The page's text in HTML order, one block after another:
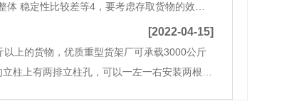
体 稳定性比较差等4，要考虑存取货物的效
形中就会增加设备及人工成本。6，要结合仓
[2022-04-15]
上的货物，优质重型货架厂可承载3000公斤
柱上有两排立柱孔，可以一左一右安装两根横